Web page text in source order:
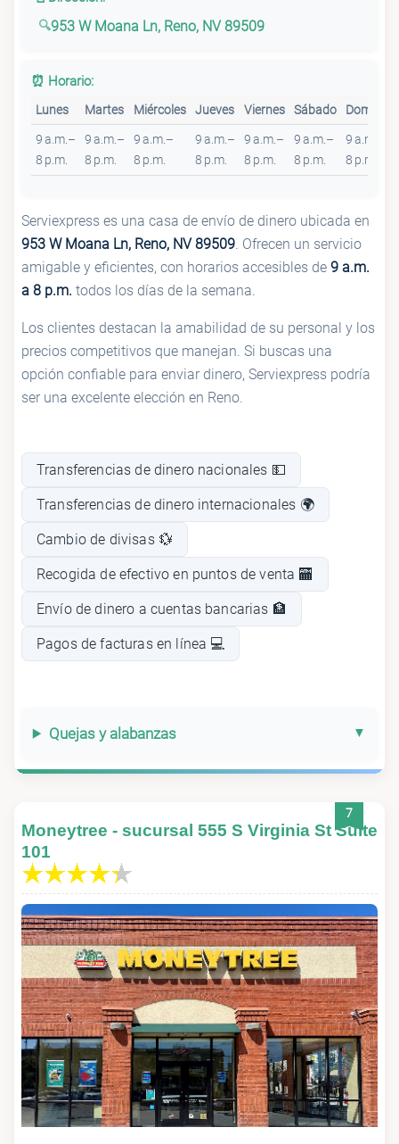
953 W Moana Ln, Reno, NV 89509
⏰ Horario:
Lunes Martes Miércoles Jueves Viernes Sábado Domingo
9 a.m.–
8 p.m.
9 a.m.–
8 p.m.
9 a.m.–
8 p.m.
9 a.m.–
8 p.m.
9 a.m.–
8 p.m.
9 a.m.–
8 p.m.
9 a.m.–
8 p.m.
Serviexpress es una casa de envío de dinero ubicada en
953 W Moana Ln, Reno, NV 89509 . Ofrecen un servicio
amigable y eficientes, con horarios accesibles de 9 a.m.
a 8 p.m. todos los días de la semana.
Los clientes destacan la amabilidad de su personal y los
precios competitivos que manejan. Si buscas una
opción confiable para enviar dinero, Serviexpress podría
ser una excelente elección en Reno.
Transferencias de dinero nacionales 💵
Transferencias de dinero internacionales 🌍
Cambio de divisas 💱
Recogida de efectivo en puntos de venta 🏧
Envío de dinero a cuentas bancarias 🏦
Pagos de facturas en línea 💻
Quejas y alabanzas
7
Moneytree - sucursal 555 S Virginia St Suite
101